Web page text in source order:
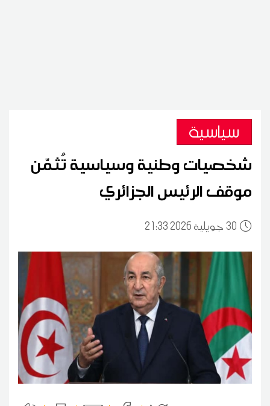
سياسية
شخصيات وطنية وسياسية تُثمّن
موقف الرئيس الجزائري
3021:33 2026 جويلية